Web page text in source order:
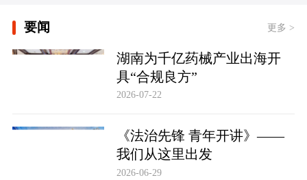
要闻 更多 >
湖南为千亿药械产业出海开
具“合规良方”
2026-07-22
《法治先锋 青年开讲》——
我们从这里出发
2026-06-29